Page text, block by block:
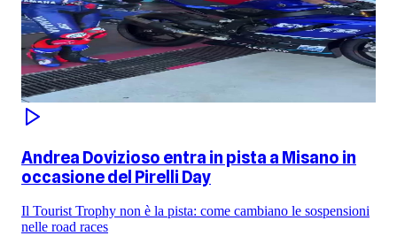
Andrea Dovizioso entra in pista a Misano in
occasione del Pirelli Day
Il Tourist Trophy non è la pista: come cambiano le sospensioni
nelle road races